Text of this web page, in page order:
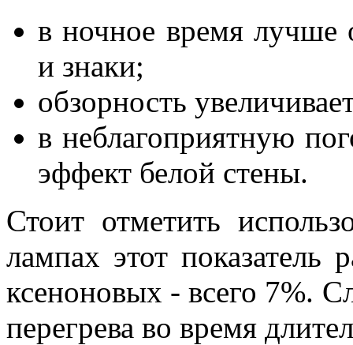
в ночное время лучше
и знаки;
обзорность
в неблагоприятную
эффект белой стены.
Стоит отметить
лампах этот показатель
ксеноновых - всего 7%.
перегрева во время